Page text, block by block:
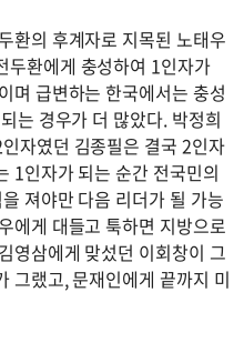
환의 후계자로 지목된 노태우
두환에게 충성하여 1인자가
며 급변하는 한국에서는 충성
는 경우가 더 많았다. 박정희
자였던 김종필은 결국 2인자
1인자가 되는 순간 전국민의
져야만 다음 리더가 될 가능
에게 대들고 툭하면 지방으로
영삼에게 맞섰던 이회창이 그
그랬고, 문재인에게 끝까지 미